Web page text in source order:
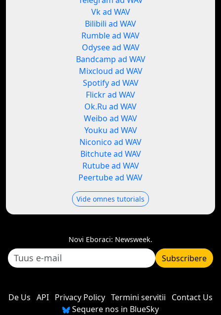
Vk ad WAV
Bilibili ad WAV
Rumble ad WAV
Odysee ad WAV
Bandcamp ad WAV
Mixcloud ad WAV
Spotify ad WAV
Flickr ad WAV
Ok.Ru ad WAV
Weibo ad WAV
Youku ad WAV
Niconico ad WAV
Bitchute ad WAV
Rutube ad WAV
Peertube ad WAV
Vide omnes tutorials
Novi Eboraci: Newsweek.
Subscribere
De Us API Privacy Policy Termini servitii
Contact Us
Sequere nos in BlueSky